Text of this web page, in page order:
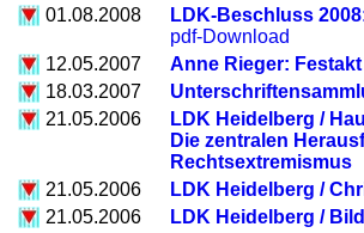
01.08.2008
LDK-Beschluss
pdf-Download
12.05.2007
Anne Rieger:
18.03.2007
21.05.2006
LDK Heidelberg /
Die zentralen
Rechtsextremismus
21.05.2006
LDK Heidelberg /
21.05.2006
LDK Heidelberg /